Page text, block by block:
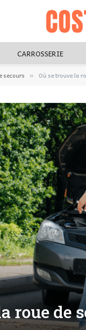
CARROSSERIE
secours » Où se trouve la
roue de